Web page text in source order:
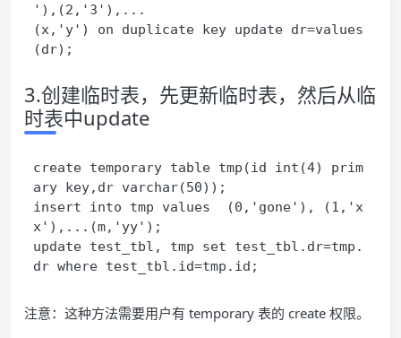
'),(2,'3'),...
(x,'y') on duplicate key update dr=values
3.创建临时表，先更新临时表，然后从临
时表中update
create temporary table tmp(id int(4) prim
ary key,dr varchar(50));
insert into tmp values  (0,'gone'), (1,'x
x'),...(m,'yy');
update test_tbl, tmp set test_tbl.dr=tmp.
注意：这种方法需要用户有 temporary 表的 create 权限。